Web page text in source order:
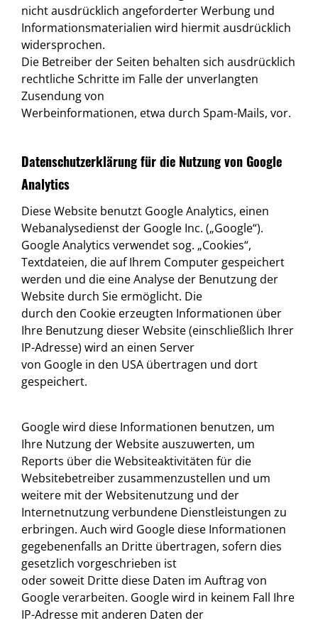
nicht ausdrücklich angeforderter Werbung und
Informationsmaterialien wird hiermit ausdrücklich
widersprochen.
Die Betreiber der Seiten behalten sich ausdrücklich
rechtliche Schritte im Falle der unverlangten
Zusendung von
Werbeinformationen, etwa durch Spam-Mails, vor.
Datenschutzerklärung für die Nutzung von Google
Analytics
Diese Website benutzt Google Analytics, einen
Webanalysedienst der Google Inc. („Google“).
Google Analytics verwendet sog. „Cookies“,
Textdateien, die auf Ihrem Computer gespeichert
werden und die eine Analyse der Benutzung der
Website durch Sie ermöglicht. Die
durch den Cookie erzeugten Informationen über
Ihre Benutzung dieser Website (einschließlich Ihrer
IP-Adresse) wird an einen Server
von Google in den USA übertragen und dort
gespeichert.
Google wird diese Informationen benutzen, um
Ihre Nutzung der Website auszuwerten, um
Reports über die Websiteaktivitäten für die
Websitebetreiber zusammenzustellen und um
weitere mit der Websitenutzung und der
Internetnutzung verbundene Dienstleistungen zu
erbringen. Auch wird Google diese Informationen
gegebenenfalls an Dritte übertragen, sofern dies
gesetzlich vorgeschrieben ist
oder soweit Dritte diese Daten im Auftrag von
Google verarbeiten. Google wird in keinem Fall Ihre
IP-Adresse mit anderen Daten der